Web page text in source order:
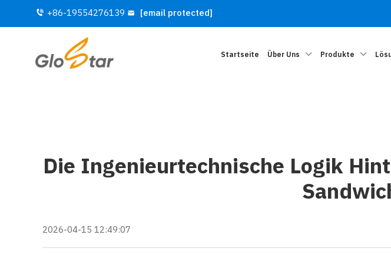
+86-19554276139 [email protected]
Startseite Über Uns Produkte
Die Ingenieurtechnische Logik
2026-04-15 12:49:07